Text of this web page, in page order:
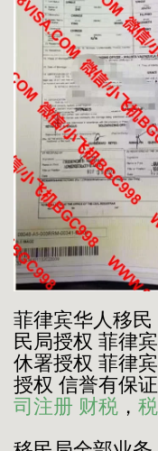
菲律宾华人移
民局授权 菲律
休署授权 菲律
授权 信誉有保
司注册 财税 ，